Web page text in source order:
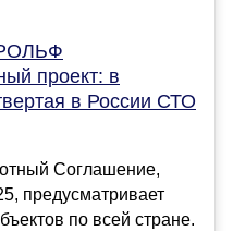
проект: в
в России СТО
Соглашение,
предусматривает
по всей стране.